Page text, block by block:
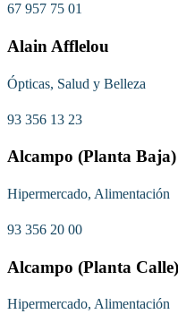
67 957 75 01
Alain Afflelou
Ópticas, Salud y Belleza
93 356 13 23
Alcampo (Planta Baja)
Hipermercado, Alimentación
93 356 20 00
Alcampo (Planta Calle)
Hipermercado, Alimentación